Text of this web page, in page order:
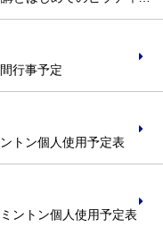
行事予定
トン個人使用予定表
ントン個人使用予定表